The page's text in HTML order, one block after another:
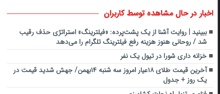
اخبار در حال مشاهده توسط کاربران
ببینید | روایت آشنا از یک پشت‌پرده: «فیلترینگ» استراتژی حذف رقیب
شد / روحانی هنوز هزینه رفع فیلترینگ تلگرام را می‌دهد
خزانه داری شورا در تیول یک نفر
آخرین قیمت طلای ۱۸عیار امروز سه شنبه ۱۴بهمن/ جهش شدید قیمت در
یک روز + جدول